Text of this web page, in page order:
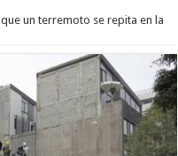
un terremoto se repita en la